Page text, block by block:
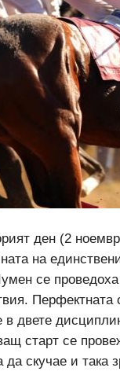
ден (2
на
се проведоха
в двете
старт се
да скучае и така